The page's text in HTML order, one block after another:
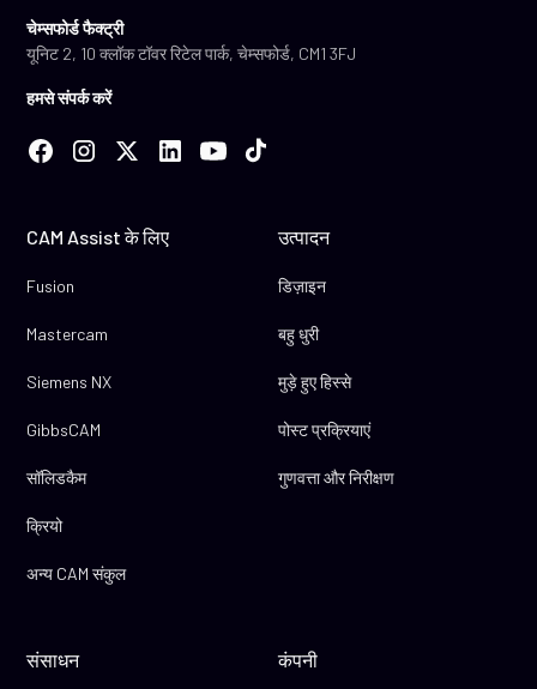
चेम्सफोर्ड फैक्ट्री
यूनिट 2, 10 क्लॉक टॉवर रिटेल पार्क, चेम्सफोर्ड, CM1 3FJ
हमसे संपर्क करें
CAM Assist के लिए
Fusion
Mastercam
Siemens NX
GibbsCAM
सॉलिडकैम
क्रियो
अन्य CAM संकुल
उत्पादन
डिज़ाइन
बहु धुरी
मुड़े हुए हिस्से
पोस्ट प्रक्रियाएं
गुणवत्ता और निरीक्षण
संसाधन कंपनी